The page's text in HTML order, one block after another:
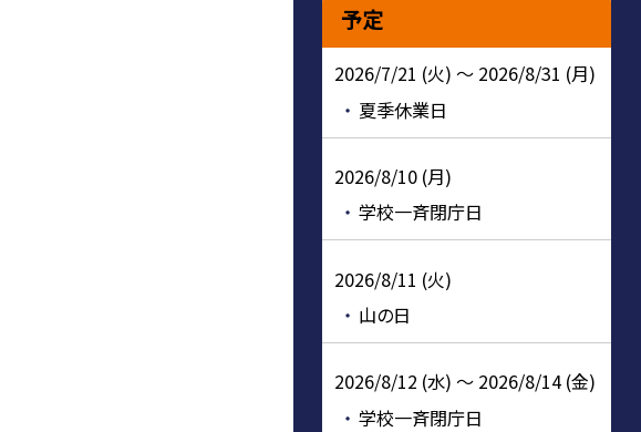
予定
2026/7/21 (火) ～ 2026/8/31 (月)
夏季休業日
2026/8/10 (月)
学校一斉閉庁日
2026/8/11 (火)
山の日
2026/8/12 (水) ～ 2026/8/14 (金)
学校一斉閉庁日